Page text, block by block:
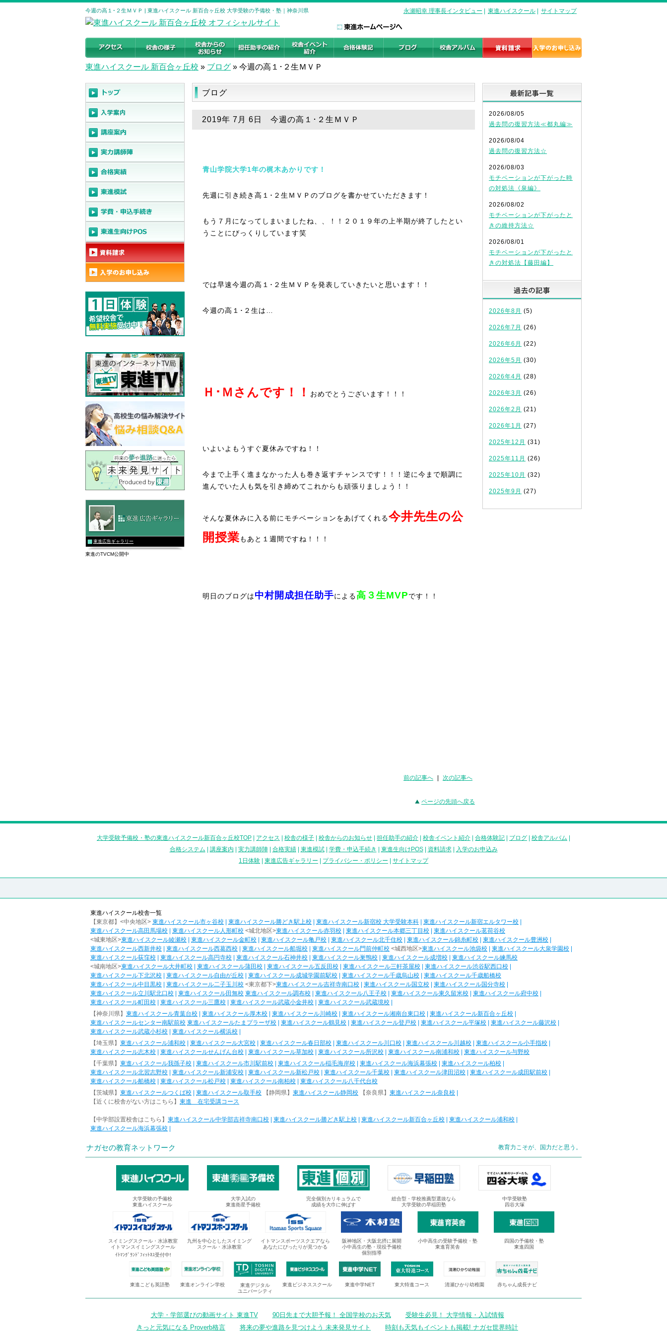
今週の高１･２生ＭＶＰ | 東進ハイスクール 新百合ヶ丘校 大学受験の予備校・塾｜神奈川県 永瀬昭幸 理事長インタビュー 東進ハイスクール サイトマップ
東進ハイスクール 新百合ヶ丘校 » ブログ » 今週の高１･２生ＭＶＰ
ブログ
2019年 7月 6日 今週の高１･２生ＭＶＰ
青山学院大学1年の梶木あかりです！
先週に引き続き高１･２生ＭＶＰのブログを書かせていただきます！
もう７月になってしまいましたね、、！！２０１９年の上半期が終了したとい
うことにびっくりしています笑
では早速今週の高１･２生ＭＶＰを発表していきたいと思います！！
今週の高１･２生は…
Ｈ･Ｍさんです！！ おめでとうございます！！！
いよいよもうすぐ夏休みですね！！
今まで上手く進まなかった人も巻き返すチャンスです！！！逆に今まで順調に
進んでいた人も気を引き締めてこれからも頑張りましょう！！
そんな夏休みに入る前にモチベーションをあげてくれる今井先生の公
開授業もあと１週間ですね！！！
明日のブログは中村開成担任助手による高３生MVPです！！
前の記事へ 次の記事へ
ページの先頭へ戻る
2026/08/05
過去問の復習方法≪都丸編≫
2026/08/04
過去問の復習方法☆
2026/08/03
モチベーションが下がった時
の対処法《泉編》
2026/08/02
モチベーションが下がったと
きの維持方法☆
2026/08/01
モチベーションが下がったと
きの対処法【藤田編】
2026年8月 (5)
2026年7月 (26)
2026年6月 (22)
2026年5月 (30)
2026年4月 (28)
2026年3月 (26)
2026年2月 (21)
2026年1月 (27)
2025年12月 (31)
2025年11月 (26)
2025年10月 (32)
2025年9月 (27)
東進広告ギャラリー
東進のTVCM公開中
大学受験予備校・塾の東進ハイスクール新百合ヶ丘校TOP アクセス 校舎の様子 校舎からのお知らせ 担任助手の紹介 校舎イベント紹介 合格体験記 ブログ 校舎アルバム
合格システム
講座案内 実力講師陣| 合格実績| 東進模試| 学費・申込手続き 東進生向けPOS| 資料請求|
入学のお申込み
1日体験
東進広告ギャラリー プライバシー・ポリシー サイトマップ
東進ハイスクール校舎一覧
【東京都】<中央地区> 東進ハイスクール市ヶ谷校 東進ハイスクール勝どき駅上校 東進ハイスクール新宿校 大学受験本科 東進ハイスクール新宿エルタワー校
東進ハイスクール高田馬場校
東進ハイスクール人形町校 <城北地区>東進ハイスクール赤羽校 東進ハイスクール本郷三丁目校
東進ハイスクール茗荷谷校
<城東地区>東進ハイスクール綾瀬校 東進ハイスクール金町校 東進ハイスクール亀戸校 東進ハイスクール北千住校 東進ハイスクール錦糸町校 東進ハイスクール豊洲校
東進ハイスクール西新井校
東進ハイスクール西葛西校 東進ハイスクール船堀校 東進ハイスクール門前仲町校 <城西地区>東進ハイスクール池袋校 東進ハイスクール大泉学園校
東進ハイスクール荻窪校
東進ハイスクール高円寺校 東進ハイスクール石神井校 東進ハイスクール巣鴨校 東進ハイスクール成増校
東進ハイスクール練馬校
<城南地区>東進ハイスクール大井町校 東進ハイスクール蒲田校 東進ハイスクール五反田校 東進ハイスクール三軒茶屋校 東進ハイスクール渋谷駅西口校
東進ハイスクール下北沢校
東進ハイスクール自由が丘校 東進ハイスクール成城学園前駅校 東進ハイスクール千歳烏山校
東進ハイスクール千歳船橋校
東進ハイスクール中目黒校
東進ハイスクール二子玉川校 <東京都下>東進ハイスクール吉祥寺南口校 東進ハイスクール国立校 東進ハイスクール国分寺校
東進ハイスクール立川駅北口校
東進ハイスクール田無校 東進ハイスクール調布校 東進ハイスクール八王子校 東進ハイスクール東久留米校 東進ハイスクール府中校
東進ハイスクール町田校
東進ハイスクール三鷹校 東進ハイスクール武蔵小金井校 東進ハイスクール武蔵境校
【神奈川県】 東進ハイスクール青葉台校 東進ハイスクール厚木校 東進ハイスクール川崎校 東進ハイスクール湘南台東口校 東進ハイスクール新百合ヶ丘校
東進ハイスクールセンター南駅前校 東進ハイスクールたまプラーザ校 東進ハイスクール鶴見校 東進ハイスクール登戸校 東進ハイスクール平塚校 東進ハイスクール藤沢校
東進ハイスクール武蔵小杉校
東進ハイスクール横浜校
【埼玉県】 東進ハイスクール浦和校 東進ハイスクール大宮校 東進ハイスクール春日部校 東進ハイスクール川口校 東進ハイスクール川越校 東進ハイスクール小手指校
東進ハイスクール志木校
東進ハイスクールせんげん台校 東進ハイスクール草加校 東進ハイスクール所沢校 東進ハイスクール南浦和校
東進ハイスクール与野校
【千葉県】 東進ハイスクール我孫子校 東進ハイスクール市川駅前校 東進ハイスクール稲毛海岸校 東進ハイスクール海浜幕張校 東進ハイスクール柏校
東進ハイスクール北習志野校
東進ハイスクール新浦安校 東進ハイスクール新松戸校 東進ハイスクール千葉校 東進ハイスクール津田沼校 東進ハイスクール成田駅前校
東進ハイスクール船橋校
東進ハイスクール松戸校 東進ハイスクール南柏校
東進ハイスクール八千代台校
【茨城県】 東進ハイスクールつくば校 東進ハイスクール取手校 【静岡県】 東進ハイスクール静岡校 【奈良県】 東進ハイスクール奈良校
【近くに校舎がない方はこちら】 東進 在宅受講コース
【中学部設置校舎はこちら】 東進ハイスクール中学部吉祥寺南口校 東進ハイスクール勝どき駅上校 東進ハイスクール新百合ヶ丘校 東進ハイスクール浦和校
東進ハイスクール海浜幕張校
ナガセの教育ネットワーク 教育力こそが、国力だと思う。
大学受験の予備校
東進ハイスクール
大学入試の
東進衛星予備校
完全個別カリキュラムで
成績を大巾に伸ばす
総合型・学校推薦型選抜なら
大学受験の早稲田塾
中学受験塾
四谷大塚
スイミングスクール・水泳教室
イトマンスイミングスクール
ｲﾄﾏﾝｸﾞﾗﾝﾄﾞﾌｨｯﾄﾈｽ受付中!
九州を中心としたスイミング
スクール・水泳教室
イトマンスポーツスクエアなら
あなたにぴったりが見つかる
阪神地区・大阪北摂に展開
小中高生の塾・現役予備校
個別指導
小中高生の受験予備校・塾
東進育英舎
四国の予備校・塾
東進四国
東進こども英語塾 東進オンライン学校
東進デジタル
ユニバーシティ
東進ビジネススクール 東進中学NET 東大特進コース 清瀬ひかり幼稚園 赤ちゃん成長ナビ
大学・学部選びの動画サイト 東進TV 90日先まで大胆予報！ 全国学校のお天気
受験生必見！ 大学情報・入試情報
きっと元気になる Proverb格言
将来の夢や進路を見つけよう 未来発見サイト 時刻も天気もイベントも掲載! ナガセ世界時計